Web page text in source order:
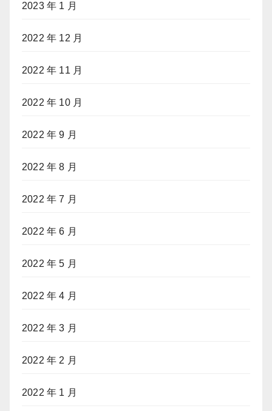
2023 年 1 月
2022 年 12 月
2022 年 11 月
2022 年 10 月
2022 年 9 月
2022 年 8 月
2022 年 7 月
2022 年 6 月
2022 年 5 月
2022 年 4 月
2022 年 3 月
2022 年 2 月
2022 年 1 月